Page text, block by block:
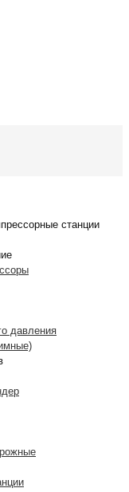
станции
давления